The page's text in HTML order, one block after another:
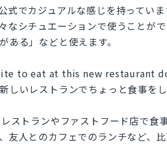
式でカジュアルな感じを持ってい
なシチュエーションで使うことが
ある」などと使えます。
to eat at this new restaurant
しいレストランでちょっと食事をし
トランやファストフード店で食
友人とのカフェでのランチなど、